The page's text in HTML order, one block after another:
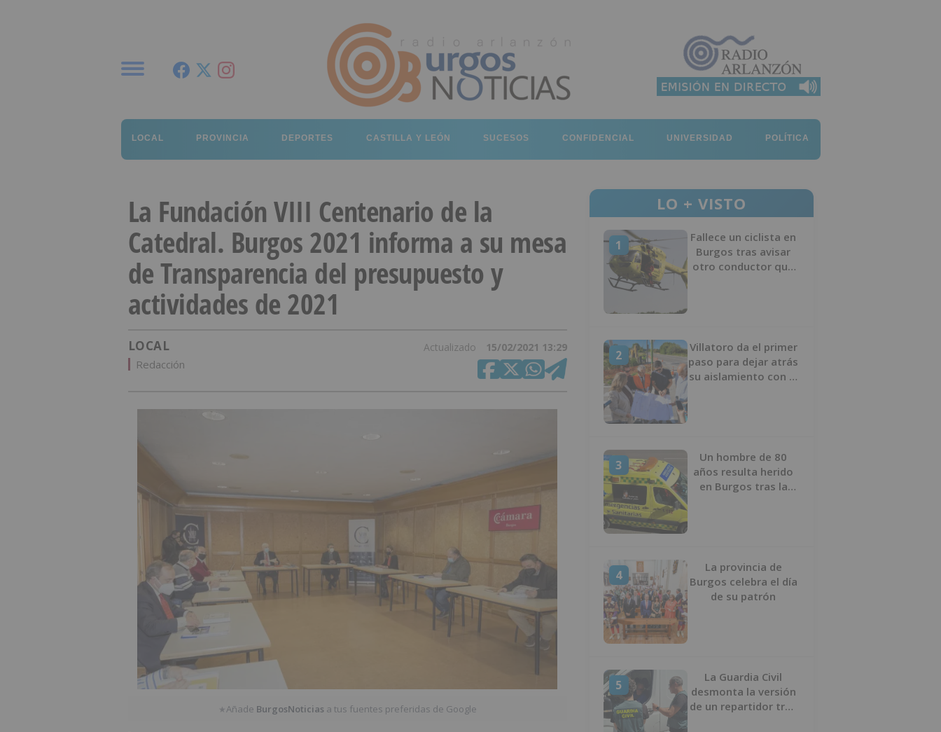
LOCAL PROVINCIA DEPORTES CASTILLA Y LEÓN SUCESOS CONFIDENCIAL UNIVERSIDAD POLÍTICA
La Fundación VIII Centenario de la
Catedral. Burgos 2021 informa a su mesa
de Transparencia del presupuesto y
actividades de 2021
LOCAL Actualizado 15/02/2021 13:29
Redacción
★Añade BurgosNoticias a tus fuentes preferidas de Google
LO + VISTO
1
Fallece un ciclista en
Burgos tras avisar
otro conductor que
2
Villatoro da el primer
paso para dejar atrás
su aislamiento con el
3
Un hombre de 80
años resulta herido
en Burgos tras la
4
La provincia de
Burgos celebra el día
de su patrón
5
La Guardia Civil
desmonta la versión
de un repartidor tras